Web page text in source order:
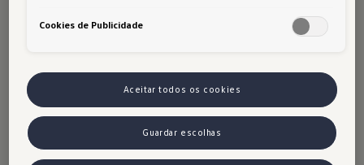
da avaliação do ciclo de vida são verificados e
certificados, de forma independente, pelo TÜV
*Baseado num ID.3 Pro Performance 1ST Plus
204 cv.
Cookies de Publicidade
Aceitar todos os cookies
Guardar escolhas